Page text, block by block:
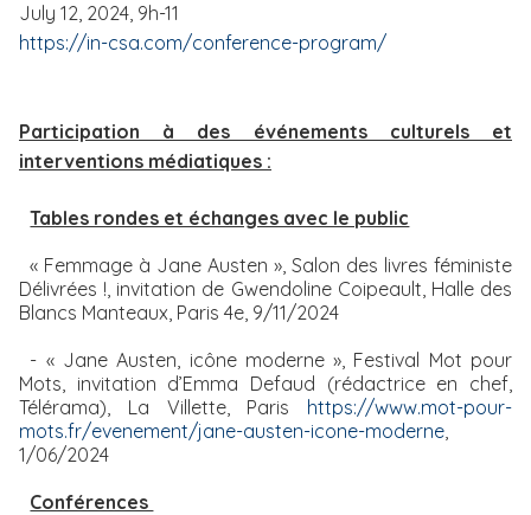
July 12, 2024, 9h-11
https://in-csa.com/conference-program/
Participation à des événements culturels et
interventions médiatiques :
Tables rondes et échanges avec le public
« Femmage à Jane Austen », Salon des livres féministe
Délivrées !, invitation de Gwendoline Coipeault, Halle des
Blancs Manteaux, Paris 4e, 9/11/2024
- « Jane Austen, icône moderne », Festival Mot pour
Mots, invitation d’Emma Defaud (rédactrice en chef,
Télérama), La Villette, Paris https://www.mot-pour-
mots.fr/evenement/jane-austen-icone-moderne,
1/06/2024
Conférences